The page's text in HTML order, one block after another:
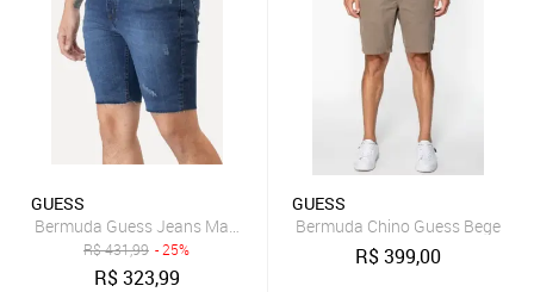
GUESS
Bermuda Guess Jeans Masculina Inter Refile Azul Médio
R$431,99 - 25%
R$323,99
GUESS
Bermuda Chino Guess Bege
R$399,00